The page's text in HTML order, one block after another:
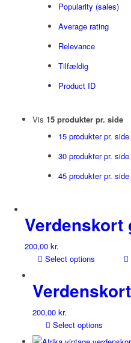
Popularity (sales)
Average rating
Relevance
Tilfældig
Product ID
Vis 15 produkter pr. side
15 produkter pr. side
30 produkter pr. side
45 produkter pr. side
Verdenskort
200,00 kr.
Select options
200,00 kr.
Select options